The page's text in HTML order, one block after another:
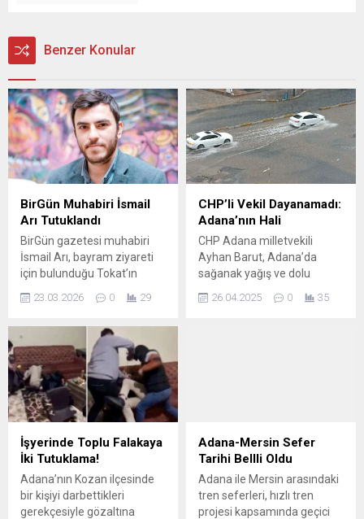
Benzer Konular
BirGün Muhabiri İsmail
Arı Tutuklandı
BirGün gazetesi muhabiri
İsmail Arı, bayram ziyareti
için bulunduğu Tokat’ın
Turhal ilçesinde, Ankara
Cumhuriyet Başsavcılığı
soruşturma kapsamında
dün saat 22.10 civarında
gözaltına alındı. Arı hakkında
“halkı yanıltıcı bilgiyi alenen
yayma” iddiasıyla işlem
yapıldığı öğrenildi. Gözaltına
alınmasının ardından bu
sabah Ankara’ya götürülen
işlemlerinin sürdüğü
bildirildi. Kamuoyuna...
23.03.2026 0 29
CHP’li Vekil Dayanamadı:
Adana’nın Hali
CHP Adana milletvekili
Ayhan Barut, Adana’da
sağanak yağış ve dolu
nedeniyle yolların göle
dönüşünü sosyal medya
çok olumsuz etkiliyor. Su
taşkını yaşam alanlarında
26.04.2025 0 35
İşyerinde Toplu Falakaya
İki Tutuklama!
Adana’nın Kozan ilçesinde
bir kişiyi darbettikleri
gerekçesiyle gözaltına
Adana-Mersin Sefer
Tarihi Bellli Oldu
Adana ile Mersin arasındaki
tren seferleri, hızlı tren
projesi kapsamında geçici